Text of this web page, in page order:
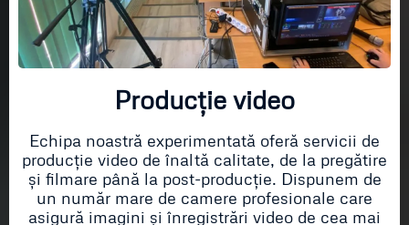
Producție video
Echipa noastră experimentată oferă servicii de
producție video de înaltă calitate, de la pregătire
și filmare până la post-producție. Dispunem de
un număr mare de camere profesionale care
asigură imagini și înregistrări video de cea mai